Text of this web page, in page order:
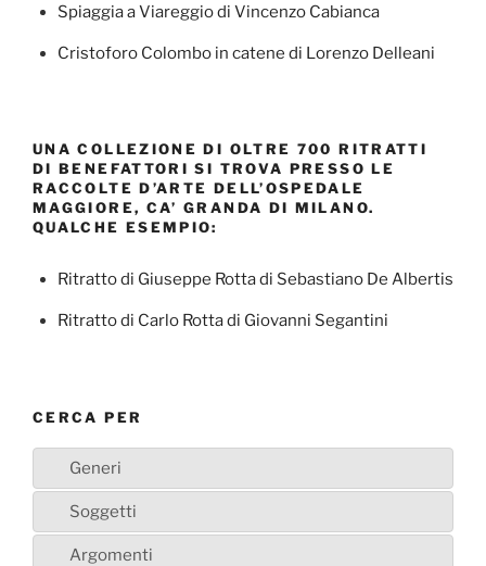
Spiaggia a Viareggio di Vincenzo Cabianca
Cristoforo Colombo in catene di Lorenzo Delleani
UNA COLLEZIONE DI OLTRE 700 RITRATTI
DI BENEFATTORI SI TROVA PRESSO LE
RACCOLTE D’ARTE DELL’OSPEDALE
MAGGIORE, CA’ GRANDA DI MILANO.
QUALCHE ESEMPIO:
Ritratto di Giuseppe Rotta di Sebastiano De Albertis
Ritratto di Carlo Rotta di Giovanni Segantini
CERCA PER
Generi
Soggetti
Argomenti